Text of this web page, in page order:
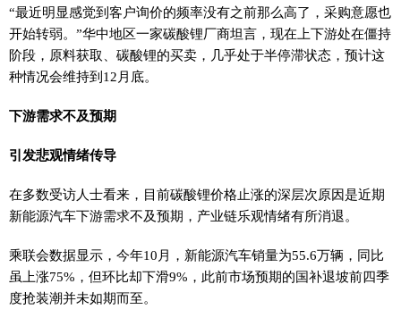
“最近明显感觉到客户询价的频率没有之前那么高了，采购意愿也
开始转弱。”华中地区一家碳酸锂厂商坦言，现在上下游处在僵持
阶段，原料获取、碳酸锂的买卖，几乎处于半停滞状态，预计这
种情况会维持到12月底。
下游需求不及预期
引发悲观情绪传导
在多数受访人士看来，目前碳酸锂价格止涨的深层次原因是近期
新能源汽车下游需求不及预期，产业链乐观情绪有所消退。
乘联会数据显示，今年10月，新能源汽车销量为55.6万辆，同比
虽上涨75%，但环比却下滑9%，此前市场预期的国补退坡前四季
度抢装潮并未如期而至。